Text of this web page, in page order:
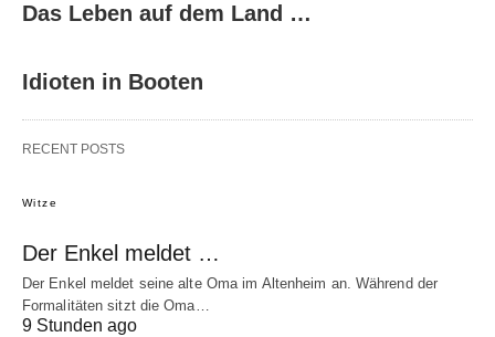
Das Leben auf dem Land …
Idioten in Booten
RECENT POSTS
Witze
Der Enkel meldet …
Der Enkel meldet seine alte Oma im Altenheim an. Während der
Formalitäten sitzt die Oma…
9 Stunden ago